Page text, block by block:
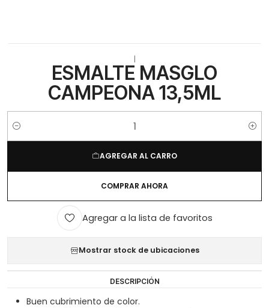
ESMALTE MASGLO
CAMPEONA 13,5ML
Cantidad
AGREGAR AL CARRO
COMPRAR AHORA
Agregar a la lista de favoritos
Mostrar stock de ubicaciones
DESCRIPCIÓN
Buen cubrimiento de color.